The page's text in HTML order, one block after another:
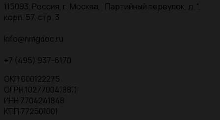
115093, Россия, г. Москва, Партийный переулок, д. 1,
корп. 57, стр. 3
info@nmgdoc.ru
+7 (495) 937-6170
ОКП 000122275
ОГРН 1027700418811
ИНН 7704241848
КПП 772501001